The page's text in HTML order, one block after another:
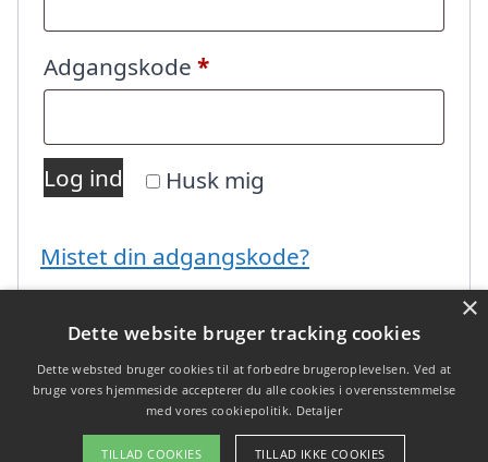
Adgangskode *Påkrævet
Husk mig
Log ind
Mistet din adgangskode?
Copyright 2026 - Pilanto Aps
×
Dette website bruger tracking cookies
Dette websted bruger cookies til at forbedre brugeroplevelsen. Ved at
bruge vores hjemmeside accepterer du alle cookies i overensstemmelse
med vores cookiepolitik. Detaljer
TILLAD COOKIES TILLAD IKKE COOKIES